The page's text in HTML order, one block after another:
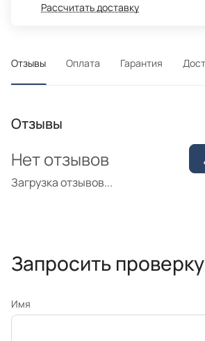
Рассчитать доставку
Отзывы Оплата Гарантия
Отзывы
Загрузка отзывов...
Нет отзывов
Запросить
Имя